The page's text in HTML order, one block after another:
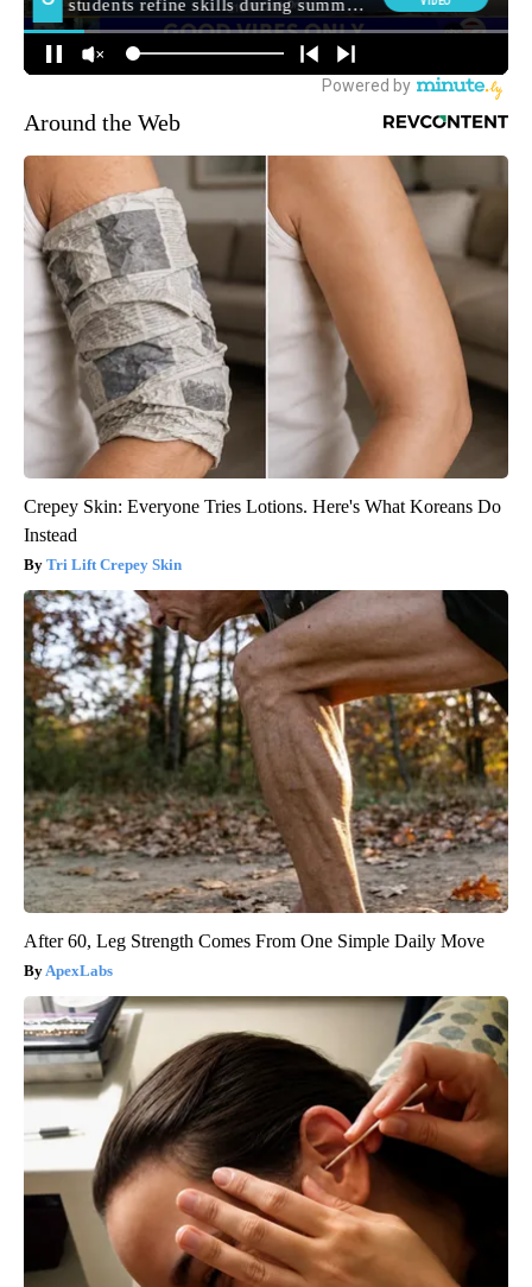
Around the Web
Crepey Skin: Everyone Tries Lotions. Here's What Koreans Do
Instead
Tri Lift Crepey Skin
After 60, Leg Strength Comes From One Simple Daily Move
ApexLabs